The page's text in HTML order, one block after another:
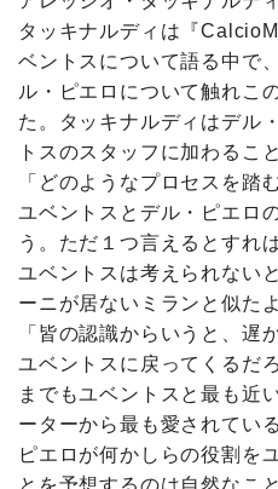
タッキナルディは『
ベントスについて語る中で
ル・ピエロについて触れこ
た。タッキナルディはデル
トスのスタッフに加わるこ
「どのようなプロセスを踏
ユベントスとデル・ピエロ
う。ただ１つ言えるとすれ
ユベントスは考えられない
ーニが居ないミランと似た
「皆の認識からいうと、遅
ユベントスに戻ってくるだ
までもユベントスと最も近
ーターから最も愛されてい
ピエロが何かしらの役割を
とを予想するのは自然なこ